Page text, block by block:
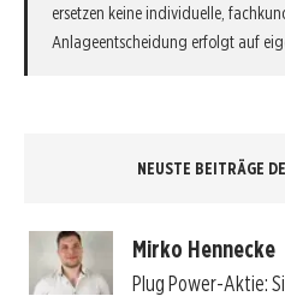
ersetzen keine individuelle,
Anlageentscheidung erfolgt auf
NEUSTE BEITRÄGE
Mirko Hennecke
Plug Power-Aktie: